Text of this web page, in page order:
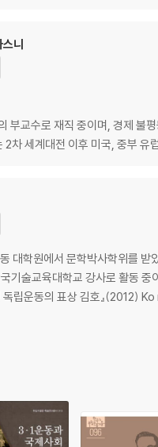
니
부교수로 재직 중이며, 경제 불
차 세계대전 이후 미국, 중부
대학원에서 문학박사학위를
『서재필·개화 독립 민주의 삶』(2009) 『동암 장효근의 삶과 민족운동』(2010)
독립운동의 표상 김호』